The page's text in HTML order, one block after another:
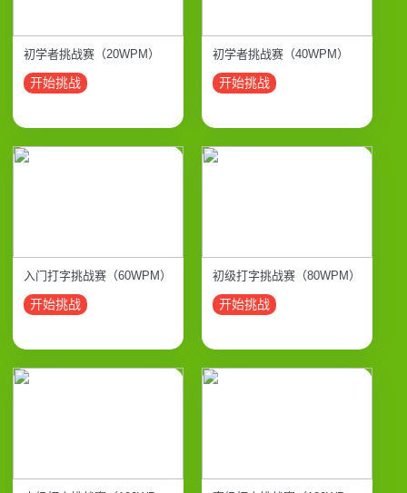
初学者挑战赛（20WPM）
开始挑战
初学者挑战赛（40WPM）
开始挑战
入门打字挑战赛（60WPM）
开始挑战
初级打字挑战赛（80WPM）
开始挑战